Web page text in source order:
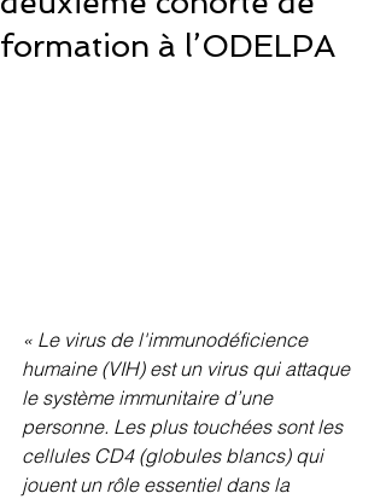
formation à l’ODELPA
« Le virus de l'immunodéficience
humaine (VIH) est un virus qui attaque
le système immunitaire d’une
personne. Les plus touchées sont les
cellules CD4 (globules blancs) qui
jouent un rôle essentiel dans la